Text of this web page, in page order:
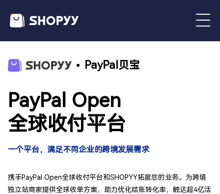
PayPal贝宝
PayPal Open
全球收付平台
一个平台，满足不同企业的跨境发展需求
携手PayPal Open全球收付平台和SHOPYY拓展您的业务。为跨境
独立站商家提供全球收单方案，助力优化结账转化率，触达超4亿活